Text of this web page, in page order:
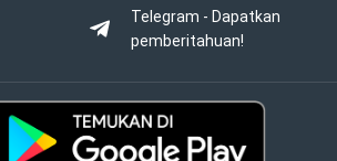
Telegram - Dapatkan
pemberitahuan!